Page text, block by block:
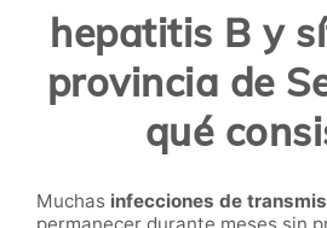
hepatitis B y
provincia de
qué
Muchas infecciones de